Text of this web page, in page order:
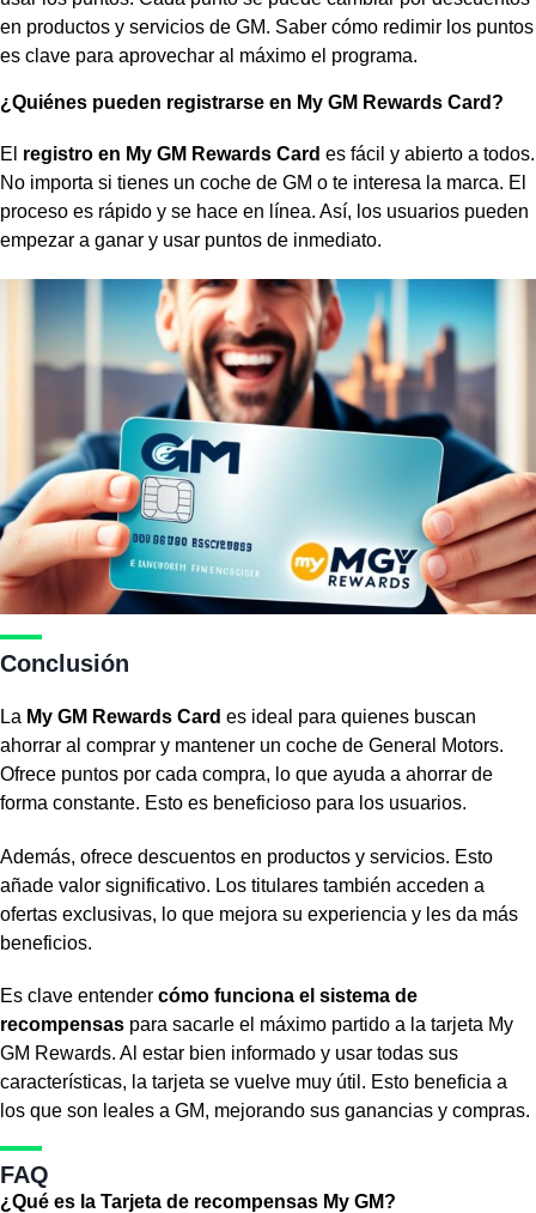
en productos y servicios de GM. Saber cómo redimir los puntos
es clave para aprovechar al máximo el programa.
¿Quiénes pueden registrarse en My GM Rewards Card?
El registro en My GM Rewards Card es fácil y abierto a todos.
No importa si tienes un coche de GM o te interesa la marca. El
proceso es rápido y se hace en línea. Así, los usuarios pueden
empezar a ganar y usar puntos de inmediato.
Conclusión
La My GM Rewards Card es ideal para quienes buscan
ahorrar al comprar y mantener un coche de General Motors.
Ofrece puntos por cada compra, lo que ayuda a ahorrar de
forma constante. Esto es beneficioso para los usuarios.
Además, ofrece descuentos en productos y servicios. Esto
añade valor significativo. Los titulares también acceden a
ofertas exclusivas, lo que mejora su experiencia y les da más
beneficios.
Es clave entender cómo funciona el sistema de
recompensas para sacarle el máximo partido a la tarjeta My
GM Rewards. Al estar bien informado y usar todas sus
características, la tarjeta se vuelve muy útil. Esto beneficia a
los que son leales a GM, mejorando sus ganancias y compras.
FAQ
¿Qué es la Tarjeta de recompensas My GM?